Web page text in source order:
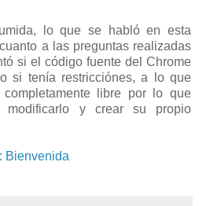
lo que se habló en esta
a las preguntas realizadas
si el código fuente del Chrome
si tenía restricciónes, a lo que
libre por lo que
modificarlo y crear su propio
Bienvenida